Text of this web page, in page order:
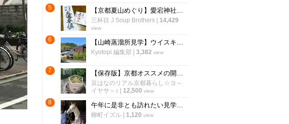
5 【京都夏山めぐり】愛宕神社『火廼要慎』札でおなじみの霊山！毎年恒例『千日詣』準備も着々と☆「愛宕山」
三杯目 J Soup Brothers| 14,429
view
6 【山崎蒸溜所見学】ウイスキー好きは必訪！レア山崎も試飲もできる！
Kyotopi 編集部 3,382 view
7 【保存版】京都オススメの開運占い！京都人御用達神社から有名鑑定士まで☆【5スポット】
豆はなのリアル京都暮らし☆ヨ～
イヤサ～♪
12,500 view
8 午年に是非とも訪れたい見学自由の厩舎「京都平安騎馬隊」
柳町イズル| 1,120 view